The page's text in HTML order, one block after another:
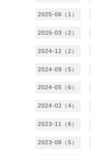
2025-06（1）
2025-03（2）
2024-12（2）
2024-09（5）
2024-05（6）
2024-02（4）
2023-11（6）
2023-08（5）